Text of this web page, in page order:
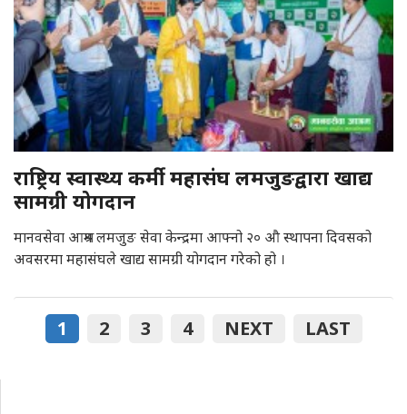
राष्ट्रिय स्वास्थ्य कर्मी महासंघ लमजुङद्वारा खाद्य
सामग्री योगदान
मानवसेवा आश्रम लमजुङ सेवा केन्द्रमा आफ्नो २० औ स्थापना दिवसको
अवसरमा महासंघले खाद्य सामग्री योगदान गरेको हो ।
1 2 3 4 NEXT LAST